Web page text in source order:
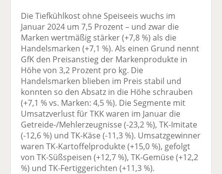
Die Tiefkühlkost ohne Speiseeis wuchs im
Januar 2024 um 7,5 Prozent – und zwar die
Marken wertmäßig stärker (+7,8 %) als die
Handelsmarken (+7,1 %). Als einen Grund nennt
GfK den Preisanstieg der Markenprodukte in
Höhe von 3,2 Prozent pro kg. Die
Handelsmarken blieben im Preis stabil und
konnten so den Absatz in die Höhe schrauben
(+7,1 % vs. Marken: 4,5 %). Die Segmente mit
Umsatzverlust für TKK waren im Januar die
Getreide-/Mehlerzeugnisse (-23,2 %), TK-Imitate
(-12,6 %) und TK-Käse (-11,3 %). Umsatzgewinner
waren TK-Kartoffelprodukte (+15,0 %), gefolgt
von TK-Süßspeisen (+12,7 %), TK-Gemüse (+12,2
%) und TK-Fertiggerichten (+11,3 %).